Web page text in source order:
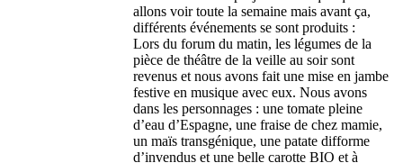
allons voir toute la semaine mais avant ça,
différents événements se sont produits :
Lors du forum du matin, les légumes de la
pièce de théâtre de la veille au soir sont
revenus et nous avons fait une mise en jambe
festive en musique avec eux. Nous avons
dans les personnages : une tomate pleine
d’eau d’Espagne, une fraise de chez mamie,
un maïs transgénique, une patate difforme
d’invendus et une belle carotte BIO et à